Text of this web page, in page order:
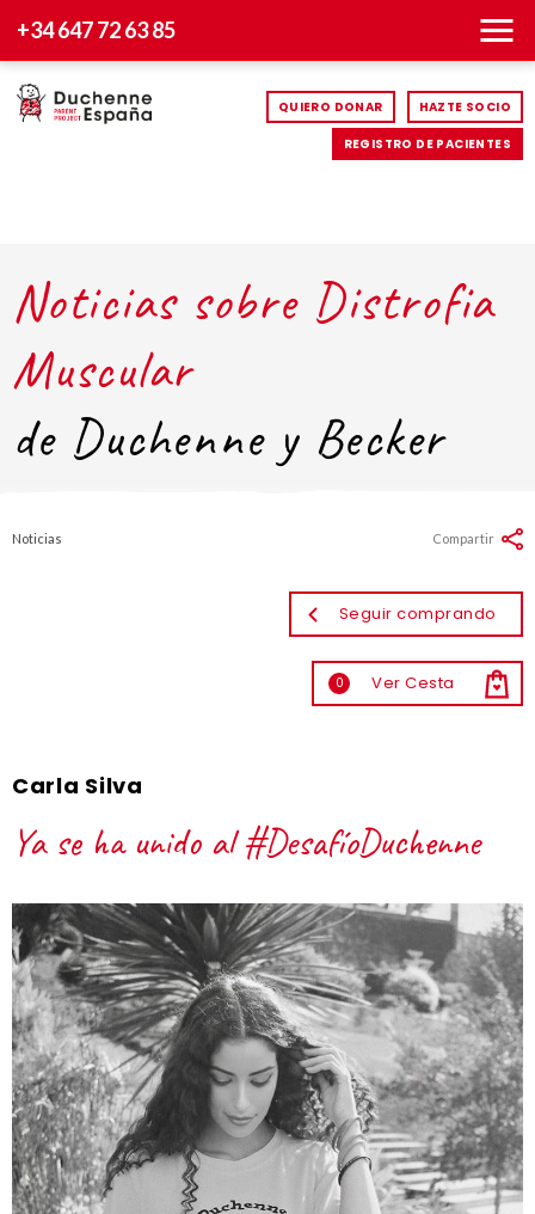
+34 647 72 63 85
QUIERO DONAR HAZTE SOCIO
REGISTRO DE PACIENTES
Noticias sobre Distrofia
Muscular
de Duchenne y Becker
Noticias
Seguir comprando
0 Ver Cesta
Compartir
Carla Silva
Ya se ha unido al #DesafíoDuchenne